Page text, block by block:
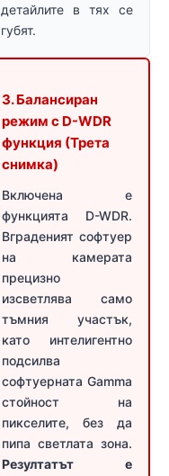
детайлите в тях се
губят.
3. Балансиран
режим с D-WDR
функция (Трета
снимка)
Включена е
функцията D-WDR.
Вграденият софтуер
на камерата
прецизно
изсветлява само
тъмния участък,
като интелигентно
подсилва
софтуерната Gamma
стойност на
пикселите, без да
пипа светлата зона.
Резултатът е